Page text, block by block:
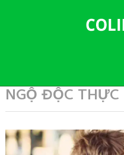
NGỘ ĐỘC THỰC